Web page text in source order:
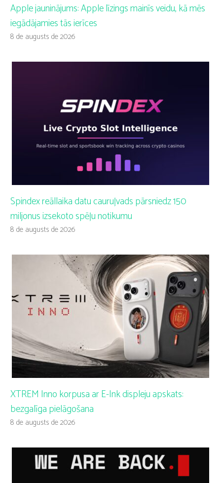
Apple jauninājums: Apple līzings mainīs veidu, kā mēs
iegādājamies tās ierīces
8 de augusts de 2026
Spindex reāllaika datu cauruļvads pārsniedz 150
miljonus izsekoto spēļu notikumu
8 de augusts de 2026
XTREM Inno korpusa ar E-Ink displeju apskats:
bezgalīga pielāgošana
8 de augusts de 2026